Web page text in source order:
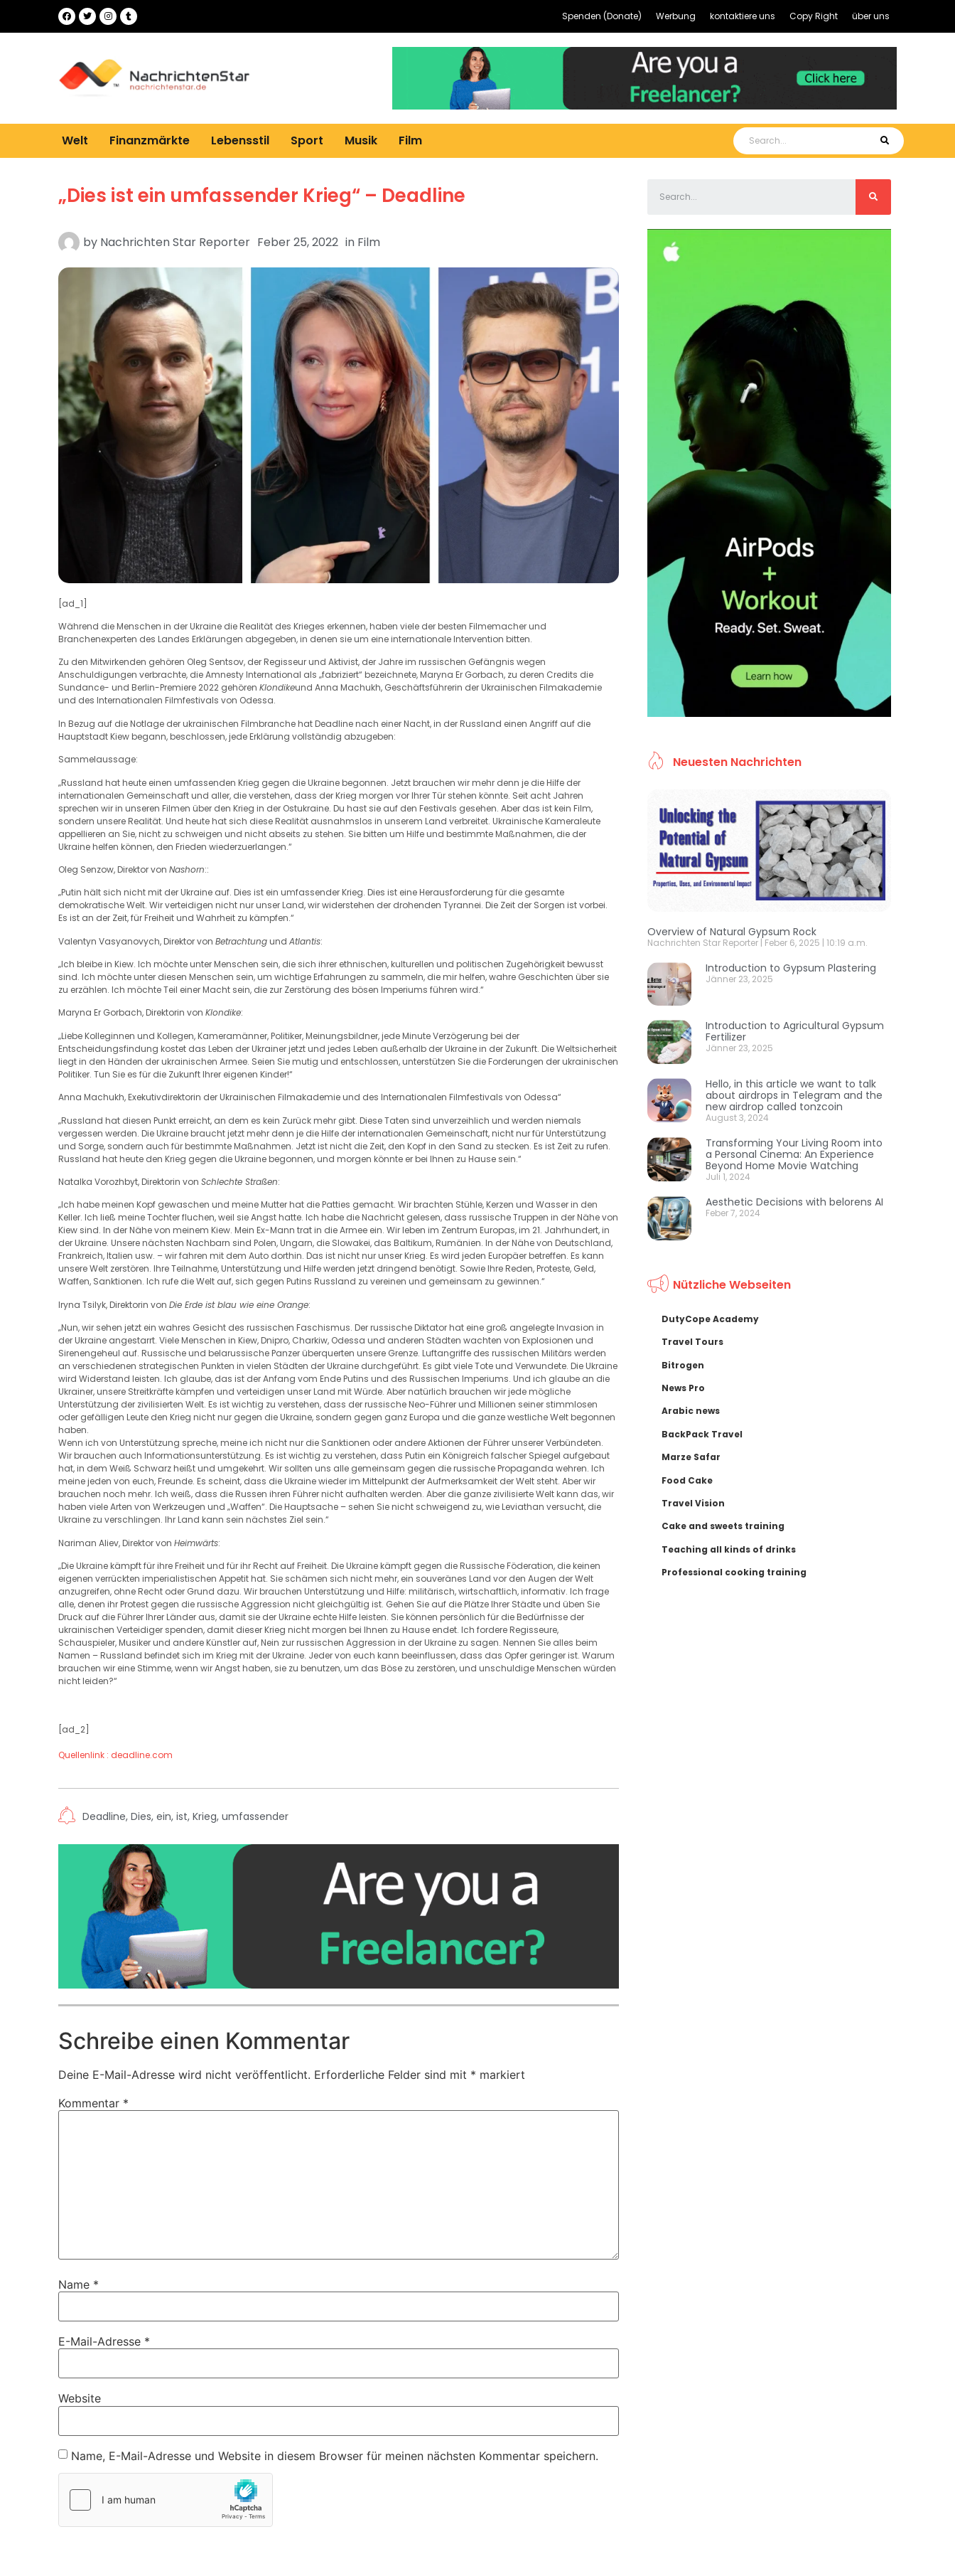
Spenden (Donate) Werbung kontaktiere uns Copy Right über uns
Welt Finanzmärkte Lebensstil Sport Musik Film
„Dies ist ein umfassender Krieg“ – Deadline
by Nachrichten Star Reporter Feber 25, 2022 in Film
[ad_1]
Während die Menschen in der Ukraine die Realität des Krieges erkennen, haben viele der besten Filmemacher und
Branchenexperten des Landes Erklärungen abgegeben, in denen sie um eine internationale Intervention bitten.
Zu den Mitwirkenden gehören Oleg Sentsov, der Regisseur und Aktivist, der Jahre im russischen Gefängnis wegen
Anschuldigungen verbrachte, die Amnesty International als „fabriziert“ bezeichnete, Maryna Er Gorbach, zu deren Credits die
Sundance- und Berlin-Premiere 2022 gehören Klondikeund Anna Machukh, Geschäftsführerin der Ukrainischen Filmakademie
und des Internationalen Filmfestivals von Odessa.
In Bezug auf die Notlage der ukrainischen Filmbranche hat Deadline nach einer Nacht, in der Russland einen Angriff auf die
Hauptstadt Kiew begann, beschlossen, jede Erklärung vollständig abzugeben:
Sammelaussage:
„Russland hat heute einen umfassenden Krieg gegen die Ukraine begonnen. Jetzt brauchen wir mehr denn je die Hilfe der
internationalen Gemeinschaft und aller, die verstehen, dass der Krieg morgen vor Ihrer Tür stehen könnte. Seit acht Jahren
sprechen wir in unseren Filmen über den Krieg in der Ostukraine. Du hast sie auf den Festivals gesehen. Aber das ist kein Film,
sondern unsere Realität. Und heute hat sich diese Realität ausnahmslos in unserem Land verbreitet. Ukrainische Kameraleute
appellieren an Sie, nicht zu schweigen und nicht abseits zu stehen. Sie bitten um Hilfe und bestimmte Maßnahmen, die der
Ukraine helfen können, den Frieden wiederzuerlangen.“
Oleg Senzow, Direktor von Nashorn::
„Putin hält sich nicht mit der Ukraine auf. Dies ist ein umfassender Krieg. Dies ist eine Herausforderung für die gesamte
demokratische Welt. Wir verteidigen nicht nur unser Land, wir widerstehen der drohenden Tyrannei. Die Zeit der Sorgen ist vorbei.
Es ist an der Zeit, für Freiheit und Wahrheit zu kämpfen.“
Valentyn Vasyanovych, Direktor von Betrachtungund Atlantis:
„Ich bleibe in Kiew. Ich möchte unter Menschen sein, die sich ihrer ethnischen, kulturellen und politischen Zugehörigkeit bewusst
sind. Ich möchte unter diesen Menschen sein, um wichtige Erfahrungen zu sammeln, die mir helfen, wahre Geschichten über sie
zu erzählen. Ich möchte Teil einer Macht sein, die zur Zerstörung des bösen Imperiums führen wird.“
Maryna Er Gorbach, Direktorin von Klondike:
„Liebe Kolleginnen und Kollegen, Kameramänner, Politiker, Meinungsbildner, jede Minute Verzögerung bei der
Entscheidungsfindung kostet das Leben der Ukrainer jetzt und jedes Leben außerhalb der Ukraine in der Zukunft. Die Weltsicherheit
liegt in den Händen der ukrainischen Armee. Seien Sie mutig und entschlossen, unterstützen Sie die Forderungen der ukrainischen
Politiker. Tun Sie es für die Zukunft Ihrer eigenen Kinder!“
Anna Machukh, Exekutivdirektorin der Ukrainischen Filmakademie und des Internationalen Filmfestivals von Odessa“
„Russland hat diesen Punkt erreicht, an dem es kein Zurück mehr gibt. Diese Taten sind unverzeihlich und werden niemals
vergessen werden. Die Ukraine braucht jetzt mehr denn je die Hilfe der internationalen Gemeinschaft, nicht nur für Unterstützung
und Sorge, sondern auch für bestimmte Maßnahmen. Jetzt ist nicht die Zeit, den Kopf in den Sand zu stecken. Es ist Zeit zu rufen.
Russland hat heute den Krieg gegen die Ukraine begonnen, und morgen könnte er bei Ihnen zu Hause sein.“
Natalka Vorozhbyt, Direktorin von Schlechte Straßen:
„Ich habe meinen Kopf gewaschen und meine Mutter hat die Patties gemacht. Wir brachten Stühle, Kerzen und Wasser in den
Keller. Ich ließ meine Tochter fluchen, weil sie Angst hatte. Ich habe die Nachricht gelesen, dass russische Truppen in der Nähe von
Kiew sind. In der Nähe von meinem Kiew. Mein Ex-Mann trat in die Armee ein. Wir leben im Zentrum Europas, im 21. Jahrhundert, in
der Ukraine. Unsere nächsten Nachbarn sind Polen, Ungarn, die Slowakei, das Baltikum, Rumänien. In der Nähe von Deutschland,
Frankreich, Italien usw. – wir fahren mit dem Auto dorthin. Das ist nicht nur unser Krieg. Es wird jeden Europäer betreffen. Es kann
unsere Welt zerstören. Ihre Teilnahme, Unterstützung und Hilfe werden jetzt dringend benötigt. Sowie Ihre Reden, Proteste, Geld,
Waffen, Sanktionen. Ich rufe die Welt auf, sich gegen Putins Russland zu vereinen und gemeinsam zu gewinnen.“
Iryna Tsilyk, Direktorin von Die Erde ist blau wie eine Orange:
„Nun, wir sehen jetzt ein wahres Gesicht des russischen Faschismus. Der russische Diktator hat eine groß angelegte Invasion in
der Ukraine angestarrt. Viele Menschen in Kiew, Dnipro, Charkiw, Odessa und anderen Städten wachten von Explosionen und
Sirenengeheul auf. Russische und belarussische Panzer überquerten unsere Grenze. Luftangriffe des russischen Militärs werden
an verschiedenen strategischen Punkten in vielen Städten der Ukraine durchgeführt. Es gibt viele Tote und Verwundete. Die Ukraine
wird Widerstand leisten. Ich glaube, das ist der Anfang vom Ende Putins und des Russischen Imperiums. Und ich glaube an die
Ukrainer, unsere Streitkräfte kämpfen und verteidigen unser Land mit Würde. Aber natürlich brauchen wir jede mögliche
Unterstützung der zivilisierten Welt. Es ist wichtig zu verstehen, dass der russische Neo-Führer und Millionen seiner stimmlosen
oder gefälligen Leute den Krieg nicht nur gegen die Ukraine, sondern gegen ganz Europa und die ganze westliche Welt begonnen
haben.
Wenn ich von Unterstützung spreche, meine ich nicht nur die Sanktionen oder andere Aktionen der Führer unserer Verbündeten.
Wir brauchen auch Informationsunterstützung. Es ist wichtig zu verstehen, dass Putin ein Königreich falscher Spiegel aufgebaut
hat, in dem Weiß Schwarz heißt und umgekehrt. Wir sollten uns alle gemeinsam gegen die russische Propaganda wehren. Ich
meine jeden von euch, Freunde. Es scheint, dass die Ukraine wieder im Mittelpunkt der Aufmerksamkeit der Welt steht. Aber wir
brauchen noch mehr. Ich weiß, dass die Russen ihren Führer nicht aufhalten werden. Aber die ganze zivilisierte Welt kann das, wir
haben viele Arten von Werkzeugen und „Waffen“. Die Hauptsache – sehen Sie nicht schweigend zu, wie Leviathan versucht, die
Ukraine zu verschlingen. Ihr Land kann sein nächstes Ziel sein.“
Nariman Aliev, Direktor von Heimwärts:
„Die Ukraine kämpft für ihre Freiheit und für ihr Recht auf Freiheit. Die Ukraine kämpft gegen die Russische Föderation, die keinen
eigenen verrückten imperialistischen Appetit hat. Sie schämen sich nicht mehr, ein souveränes Land vor den Augen der Welt
anzugreifen, ohne Recht oder Grund dazu. Wir brauchen Unterstützung und Hilfe: militärisch, wirtschaftlich, informativ. Ich frage
alle, denen ihr Protest gegen die russische Aggression nicht gleichgültig ist. Gehen Sie auf die Plätze Ihrer Städte und üben Sie
Druck auf die Führer Ihrer Länder aus, damit sie der Ukraine echte Hilfe leisten. Sie können persönlich für die Bedürfnisse der
ukrainischen Verteidiger spenden, damit dieser Krieg nicht morgen bei Ihnen zu Hause endet. Ich fordere Regisseure,
Schauspieler, Musiker und andere Künstler auf, Nein zur russischen Aggression in der Ukraine zu sagen. Nennen Sie alles beim
Namen – Russland befindet sich im Krieg mit der Ukraine. Jeder von euch kann beeinflussen, dass das Opfer geringer ist. Warum
brauchen wir eine Stimme, wenn wir Angst haben, sie zu benutzen, um das Böse zu zerstören, und unschuldige Menschen würden
nicht leiden?“
[ad_2]
Quellenlink : deadline.com
Deadline, Dies, ein, ist, Krieg, umfassender
Schreibe einen Kommentar
Deine E-Mail-Adresse wird nicht veröffentlicht. Erforderliche Felder sind mit * markiert
Kommentar *
Name *
E-Mail-Adresse *
Website
Name, E-Mail-Adresse und Website in diesem Browser für meinen nächsten Kommentar speichern.
Neuesten Nachrichten
Overview of Natural Gypsum Rock
Nachrichten Star Reporter Feber 6, 2025 10:19 a.m.
Introduction to Gypsum Plastering
Jänner 23, 2025
Introduction to Agricultural Gypsum
Fertilizer
Jänner 23, 2025
Hello, in this article we want to talk
about airdrops in Telegram and the
new airdrop called tonzcoin
August 3, 2024
Transforming Your Living Room into
a Personal Cinema: An Experience
Beyond Home Movie Watching
Juli 1, 2024
Aesthetic Decisions with belorens AI
Feber 7, 2024
Nützliche Webseiten
DutyCope Academy
Travel Tours
Bitrogen
News Pro
Arabic news
BackPack Travel
Marze Safar
Food Cake
Travel Vision
Cake and sweets training
Teaching all kinds of drinks
Professional cooking training